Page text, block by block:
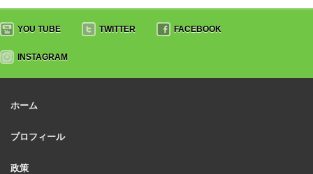
YOU TUBE TWITTER FACEBOOK
INSTAGRAM
ホーム
プロフィール
政策